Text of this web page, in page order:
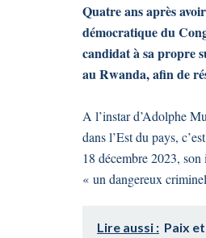
Quatre ans après
démocratique du
candidat à sa propre
au Rwanda, afin de
A l’instar d’Adolphe
dans l’Est du pays,
18 décembre 2023,
« un dangereux
Lire aussi : Paix